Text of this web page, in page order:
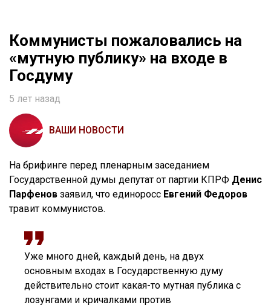
Коммунисты пожаловались на
«мутную публику» на входе в
Госдуму
5 лет назад
ВАШИ НОВОСТИ
На брифинге перед пленарным заседанием
Государственной думы депутат от партии КПРФ Денис
Парфенов заявил, что единоросс Евгений Федоров
травит коммунистов.
Уже много дней, каждый день, на двух
основным входах в Государственную думу
действительно стоит какая-то мутная публика с
лозунгами и кричалками против